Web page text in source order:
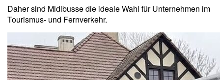
Daher sind Midibusse die ideale Wahl für Unternehmen im
Tourismus- und Fernverkehr.